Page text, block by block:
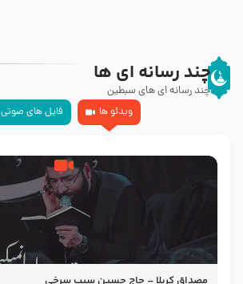
چند رسانه ای ها
چند رسانه ای های سبطین
ویدئو ها
فایل های صوتی
مصداق کربلا – حاج حسین سیب سرخی